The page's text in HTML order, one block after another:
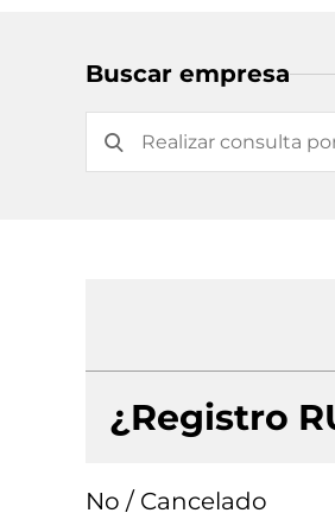
Buscar empresa
¿Registro
No / Cancelado